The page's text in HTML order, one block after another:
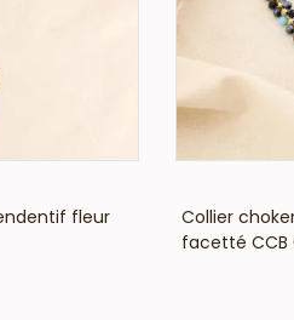
fleur
Collier
facetté CCB